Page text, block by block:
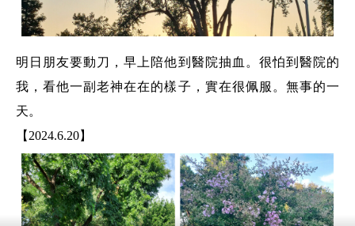
明日朋友要動刀，早上陪他到醫院抽血。很怕到醫院的
我，看他一副老神在在的樣子，實在很佩服。無事的一
天。
【2024.6.20】